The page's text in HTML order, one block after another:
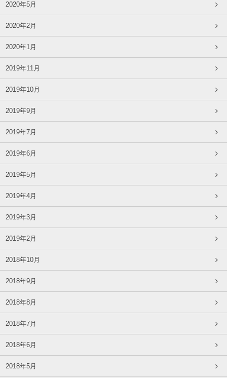
2020年5月
2020年2月
2020年1月
2019年11月
2019年10月
2019年9月
2019年7月
2019年6月
2019年5月
2019年4月
2019年3月
2019年2月
2018年10月
2018年9月
2018年8月
2018年7月
2018年6月
2018年5月